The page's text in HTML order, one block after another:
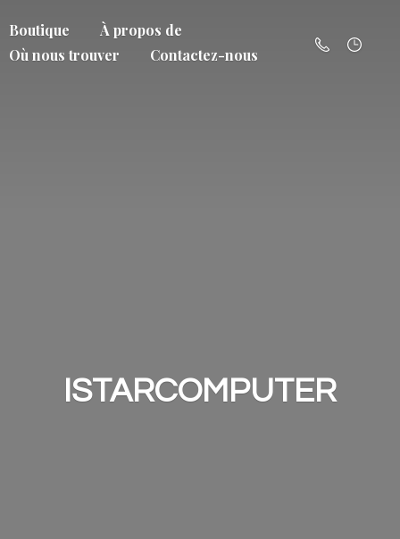
Boutique
À propos de
Où nous trouver
Contactez-nous
ISTARCOMPUTER